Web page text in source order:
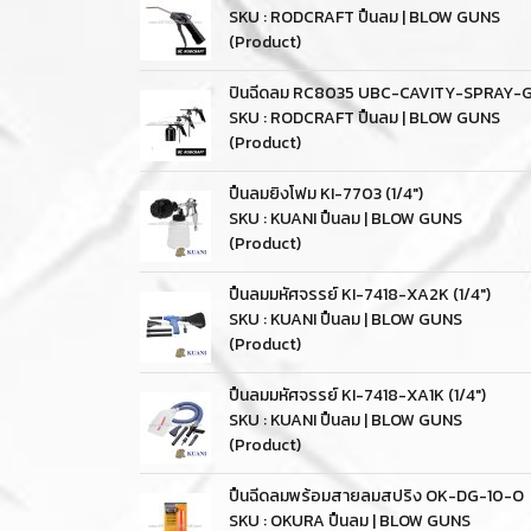
SKU : RODCRAFT ปืนลม | BLOW GUNS
(Product)
ปินฉีดลม RC8035 UBC-CAVITY-SPRAY-
SKU : RODCRAFT ปืนลม | BLOW GUNS
(Product)
ปืนลมยิงโฟม KI-7703 (1/4")
SKU : KUANI ปืนลม | BLOW GUNS
(Product)
ปืนลมมหัศจรรย์ KI-7418-XA2K (1/4")
SKU : KUANI ปืนลม | BLOW GUNS
(Product)
ปืนลมมหัศจรรย์ KI-7418-XA1K (1/4")
SKU : KUANI ปืนลม | BLOW GUNS
(Product)
ปืนฉีดลมพร้อมสายลมสปริง OK-DG-10-O
SKU : OKURA ปืนลม | BLOW GUNS